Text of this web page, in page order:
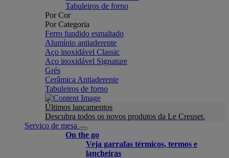
Tabuleiros de forno
Por Cor
Por Categoria
Ferro fundido esmaltado
Alumínio antiaderente
Aço inoxidável Classic
Aço inoxidável Signature
Grés
Cerâmica Antiaderente
Tabuleiros de forno
Últimos lançamentos
Descubra todos os novos produtos da Le Creuset.
Serviço de mesa
On the go
Veja garrafas térmicos, termos e
lancheiras